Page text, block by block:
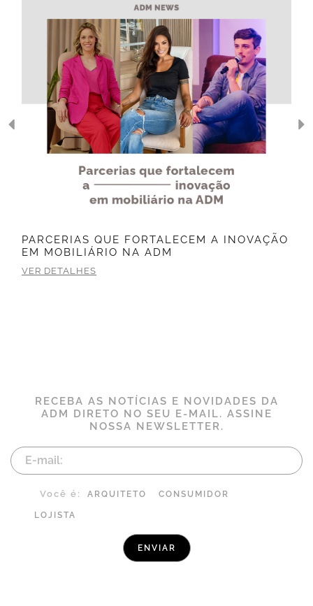
PARCERIAS QUE FORTALECEM A INOVAÇÃO
EM MOBILIÁRIO NA ADM
VER DETALHES
RECEBA AS NOTÍCIAS E NOVIDADES DA
ADM DIRETO NO SEU E-MAIL. ASSINE
NOSSA NEWSLETTER.
Você é: ARQUITETO CONSUMIDOR
LOJISTA